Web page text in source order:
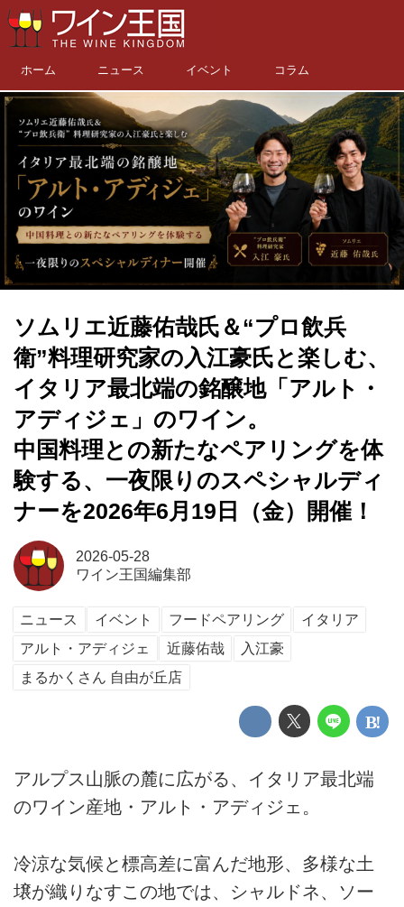
ホーム ニュース イベント コラム
ソムリエ近藤佑哉氏＆“プロ飲兵
衛”料理研究家の入江豪氏と楽しむ、
イタリア最北端の銘醸地「アルト・
アディジェ」のワイン。
中国料理との新たなペアリングを体
験する、一夜限りのスペシャルディ
ナーを2026年6月19日（金）開催！
2026-05-28
ワイン王国編集部
ニュース イベント フードペアリング
イタリア
アルト・アディジェ
近藤佑哉
入江豪
まるかくさん 自由が丘店
アルプス山脈の麓に広がる、イタリア最北端
のワイン産地・アルト・アディジェ。
冷涼な気候と標高差に富んだ地形、多様な土
壌が織りなすこの地では、シャルドネ、ソー